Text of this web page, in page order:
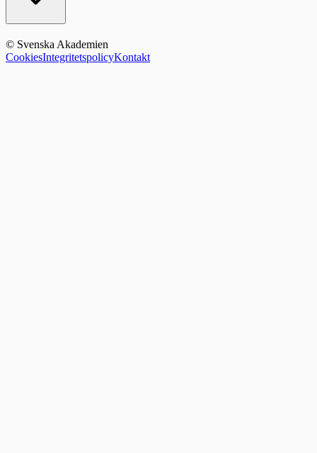
© Svenska Akademien
CookiesIntegritetspolicyKontakt